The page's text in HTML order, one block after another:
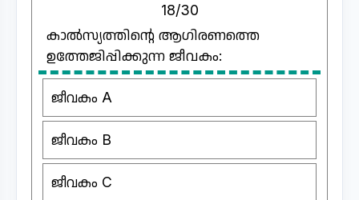
18/30
കാൽസ്യത്തിന്റെ ആഗിരണത്തെ
ഉത്തേജിപ്പിക്കുന്ന ജീവകം:
ജീവകം A
ജീവകം B
ജീവകം C